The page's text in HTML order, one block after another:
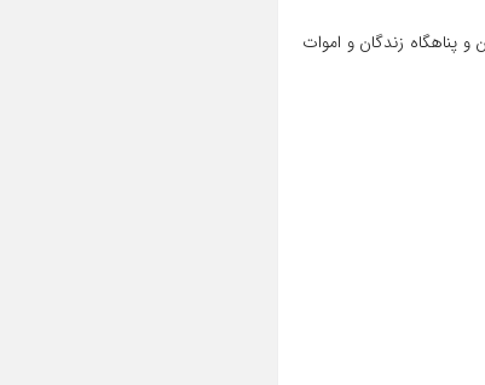
پناهگاه زندگان و اموات